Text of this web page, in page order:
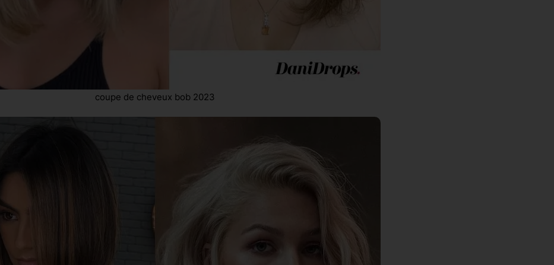
coupe de cheveux bob 2023